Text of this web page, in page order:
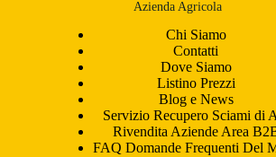
Azienda Agricola
Chi Siamo
Contatti
Dove Siamo
Listino Prezzi
Blog e News
Servizio Recupero Sciami di
Rivendita Aziende Area
FAQ Domande Frequenti Del